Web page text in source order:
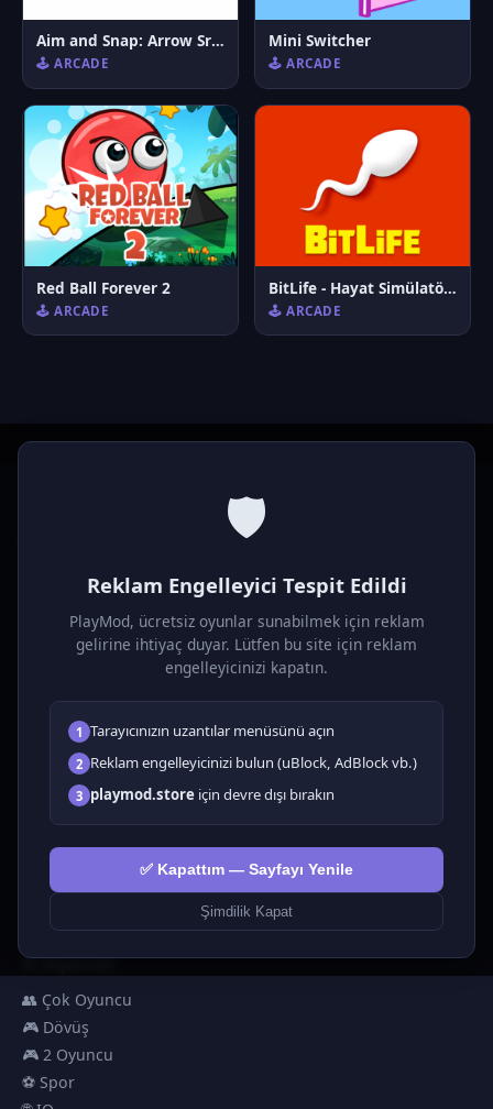
Aim and Snap: Arrow Srike
🕹️ ARCADE
Mini Switcher
🕹️ ARCADE
Red Ball Forever 2
🕹️ ARCADE
BitLife - Hayat Simülatörü
🕹️ ARCADE
🛡️
Reklam Engelleyici Tespit Edildi
PlayMod, ücretsiz oyunlar sunabilmek için reklam
gelirine ihtiyaç duyar. Lütfen bu site için reklam
engelleyicinizi kapatın.
1 Tarayıcınızın uzantılar menüsünü açın
2 Reklam engelleyicinizi bulun (uBlock, AdBlock vb.)
3 playmod.store için devre dışı bırakın
✅ Kapattım — Sayfayı Yenile
Şimdilik Kapat
Ücretsiz online HTML5 oyunlar! Aksiyon, bulmaca, spor ve
Tüm Oyunlar
🗺️ Macera
🧩 Bulmacalar
🎮 Tıklayıcı
💅 Kızlar
🕹️ Arcade
🎮 Hypercasual
🎮 Erkekler
🎯 Nişancılık
👥 Çok Oyuncu
🎮 Dövüş
🎮 2 Oyuncu
⚽ Spor